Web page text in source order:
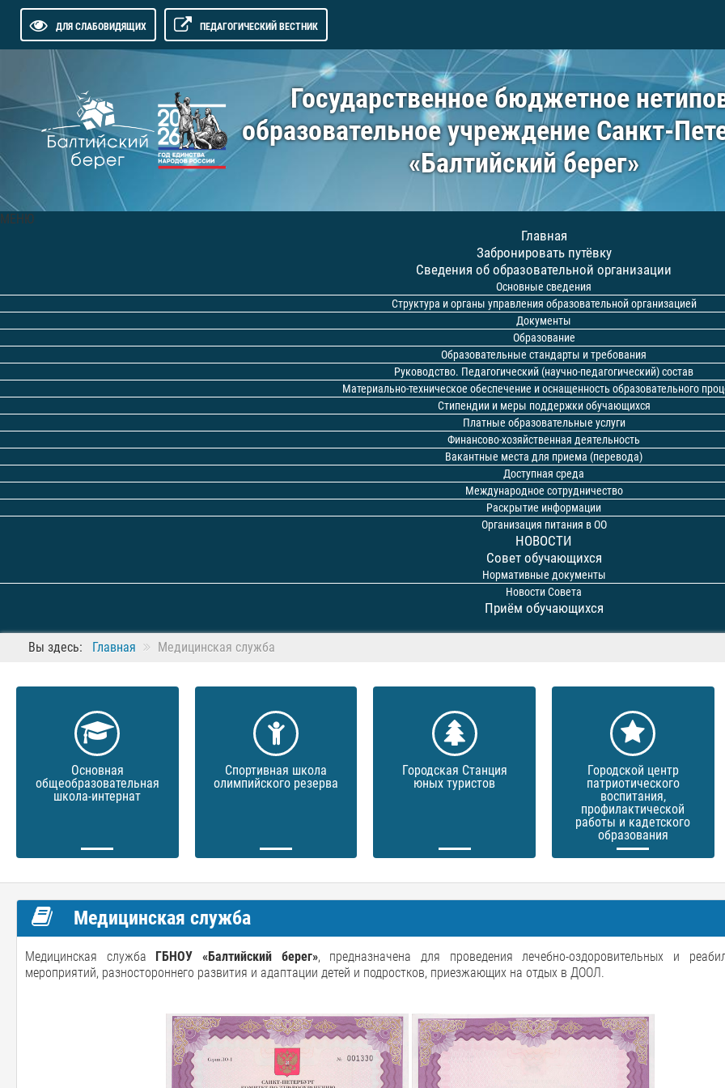
ДЛЯ СЛАБОВИДЯЩИХ ПЕДАГОГИЧЕСКИЙ ВЕСТНИК
Государственное бюджетное
образовательное учреждение Санкт-
«Балтийский берег»
МЕНЮ
Главная
Забронировать путёвку
Сведения об образовательной организации
Основные сведения
Структура и органы управления образовательной организацией
Документы
Образование
Образовательные стандарты и требования
Руководство. Педагогический (научно-педагогический) состав
Материально-техническое обеспечение и оснащенность образовательного
Стипендии и меры поддержки обучающихся
Платные образовательные услуги
Финансово-хозяйственная деятельность
Вакантные места для приема (перевода)
Доступная среда
Международное сотрудничество
Раскрытие информации
Организация питания в ОО
НОВОСТИ
Совет обучающихся
Нормативные документы
Новости Совета
Приём обучающихся
Вы здесь: Главная Медицинская служба
Основная
общеобразовательная
школа-интернат
Спортивная школа
олимпийского резерва
Городская Станция
юных туристов
Городской центр
патриотического
воспитания,
профилактической
работы и кадетского
образования
Медицинская служба
Медицинская служба ГБНОУ «Балтийский берег», предназначена для проведения лечебно-оздоровительных и
мероприятий, разностороннего развития и адаптации детей и подростков, приезжающих на отдых в ДООЛ.